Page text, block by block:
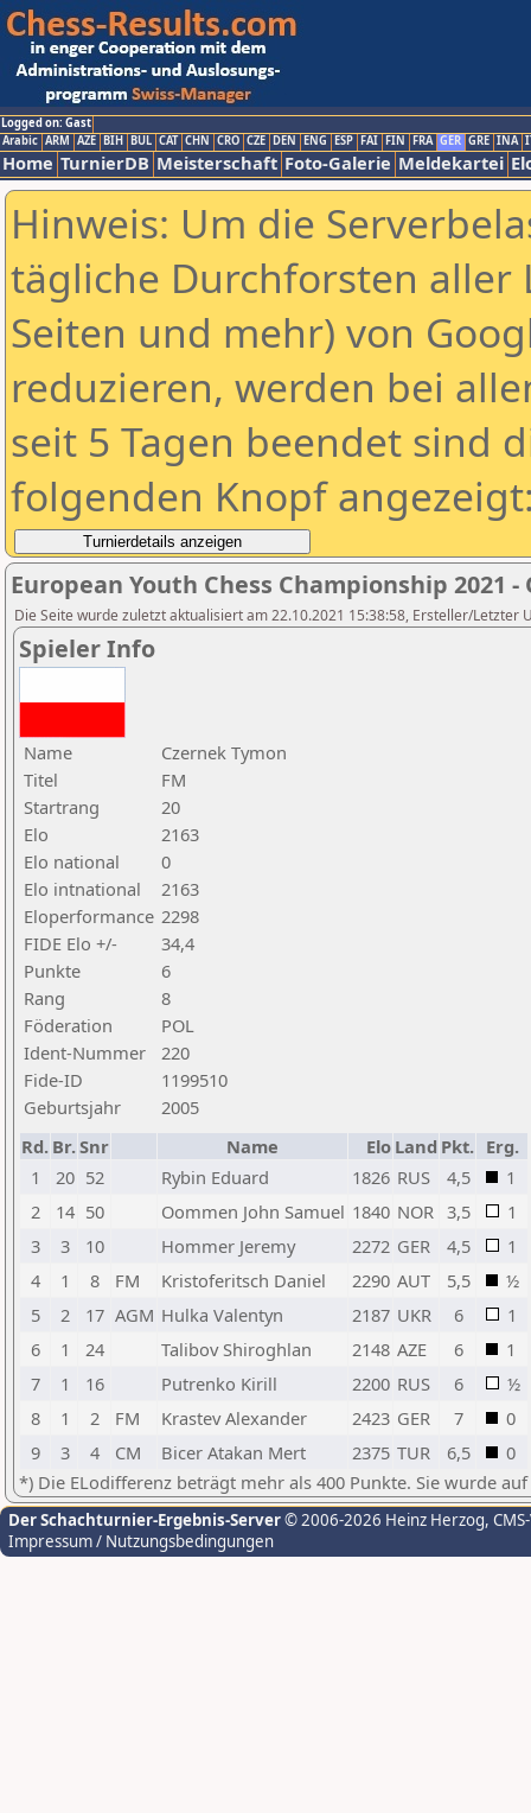
Logged on: Gast
Arabic ARM AZE BIH BUL CAT CHN CRO CZE DEN ENG ESP FAI FIN FRA GER GRE INA
Home TurnierDB Meisterschaft Foto-Galerie Meldekartei
Hinweis: Um die
tägliche Durchforsten aller
Seiten und mehr) von
reduzieren, werden bei
seit 5 Tagen beendet sind
folgenden Knopf
European Youth Chess Championship 2021 -
Die Seite wurde zuletzt aktualisiert am 22.10.2021 15:38:58, Ersteller/Letzter
Spieler Info
Name
Czernek Tymon
Titel
FM
Startrang
20
Elo
2163
Elo national
0
Elo intnational
2163
Eloperformance 2298
FIDE Elo +/-
34,4
Punkte
6
Rang
8
Föderation
POL
Ident-Nummer
220
Fide-ID
1199510
Geburtsjahr
2005
Rd. Br.Snr Name Elo Land Pkt. Erg.
1
20 52 Rybin Eduard 1826 RUS 4,5
1
2
14 50 Oommen John Samuel 1840 NOR 3,5
1
3
3 10 Hommer Jeremy 2272 GER 4,5
1
4
1 8 FM Kristoferitsch Daniel 2290 AUT 5,5
½
5
2 17 AGM Hulka Valentyn 2187 UKR 6
1
6
1 24 Talibov Shiroghlan 2148 AZE 6
1
7
1 16 Putrenko Kirill 2200 RUS 6
½
8
1 2 FM Krastev Alexander 2423 GER 7
0
9
3 4 CM Bicer Atakan Mert 2375 TUR 6,5
0
*) Die ELodifferenz beträgt mehr als 400 Punkte. Sie wurde
Der Schachturnier-Ergebnis-Server© 2006-2026 Heinz Herzog,
Impressum / Nutzungsbedingungen